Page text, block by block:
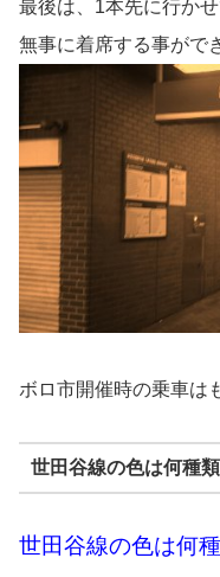
最後は、1本先に行か
無事に着席する事がで
ボロ市開催時の乗車は
世田谷線の色は何種
世田谷線の色は何